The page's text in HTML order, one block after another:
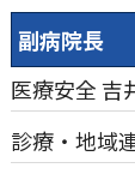
副病院長
医療安全吉
診療・地域